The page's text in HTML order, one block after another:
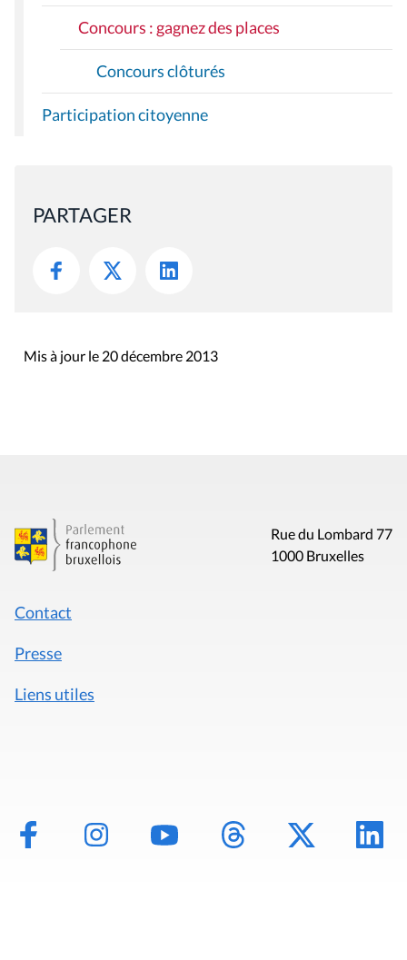
Concours : gagnez des places
Concours clôturés
Participation citoyenne
PARTAGER
Mis à jour le 20 décembre 2013
Rue du Lombard 77
1000 Bruxelles
Contact
Presse
Liens utiles